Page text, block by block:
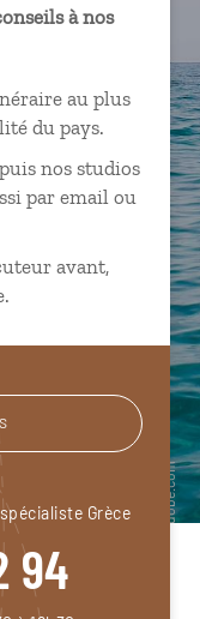
à nos
au plus
du pays.
nos studios
par email ou
avant,
Grèce
94